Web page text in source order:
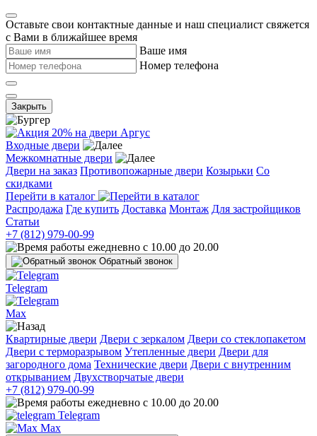
Оставьте свои контактные данные и наш специалист свяжется
с Вами в ближайшее время
Ваше имя
Номер телефона
Закрыть
Входные двери
Межкомнатные двери
Двери на заказ Противопожарные двери Козырьки Со
скидками
Перейти в каталог
Распродажа Где купить Доставка Монтаж Для застройщиков
Статьи
+7 (812) 979-00-99
ежедневно с 10.00 до 20.00
Обратный звонок
Telegram
Max
Квартирные двери Двери с зеркалом Двери со стеклопакетом
Двери с терморазрывом Утепленные двери Двери для
загородного дома Технические двери Двери с внутренним
открыванием Двухстворчатые двери
+7 (812) 979-00-99
ежедневно с 10.00 до 20.00
Telegram
Max